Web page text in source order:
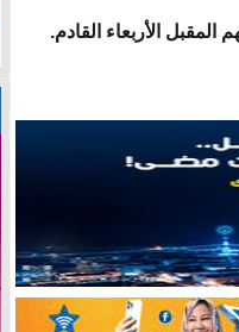
الأربعاء القادم.